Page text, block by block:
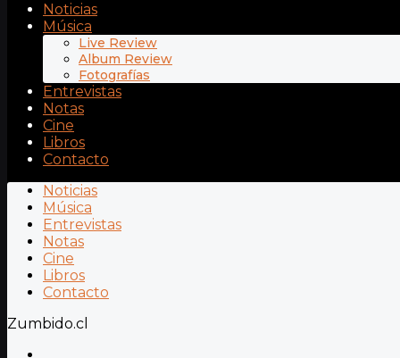
Noticias
Música
Live Review
Album Review
Fotografías
Entrevistas
Notas
Cine
Libros
Contacto
Noticias
Música
Entrevistas
Notas
Cine
Libros
Contacto
Zumbido.cl